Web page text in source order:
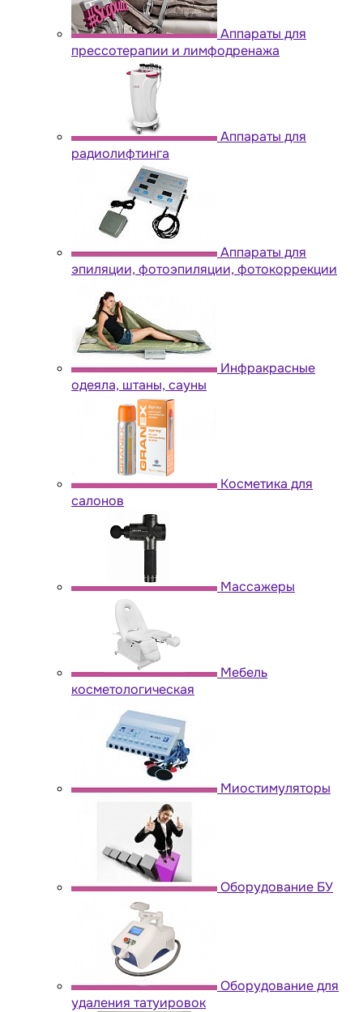
Аппараты для
прессотерапии и лимфодренажа
Аппараты для
радиолифтинга
Аппараты для
эпиляции, фотоэпиляции, фотокоррекции
Инфракрасные
одеяла, штаны, сауны
Косметика для
салонов
Массажеры
Мебель
косметологическая
Миостимуляторы
Оборудование БУ
Оборудование для
удаления татуировок